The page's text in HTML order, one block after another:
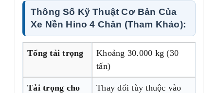
Thông Số Kỹ Thuật Cơ Bản Của
Xe Nền Hino 4 Chân (Tham Khảo):
Tổng tải trọng
Khoảng 30.000 kg (30
tấn)
Tải trọng cho
Thay đổi tùy thuộc vào